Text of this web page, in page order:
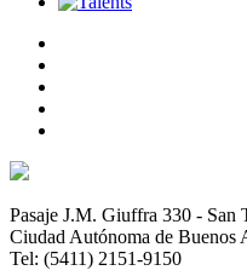
Pasaje J.M. Giuffra 330 -
Ciudad Autónoma de Buenos
Tel: (5411) 2151-9150